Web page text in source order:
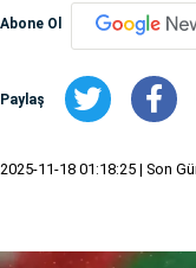
Abone Ol
Paylaş
2025-11-18 01:18:25 | Son